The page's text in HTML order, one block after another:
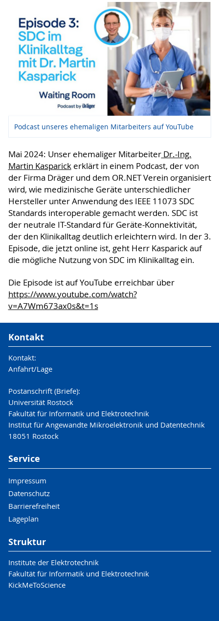
Podcast unseres ehemaligen Mitarbeiters auf YouTube
Mai 2024: Unser ehemaliger MitarbeiterDr.-Ing.
Martin Kasparickerklärt in einem Podcast, der von
der Firma Dräger und dem OR.NET Verein organisiert
wird, wie medizinische Geräte unterschiedlicher
Hersteller unter Anwendung des IEEE 11073 SDC
Standards interoperable gemacht werden. SDC ist
der neutrale IT-Standard für Geräte-Konnektivität,
der den Klinikalltag deutlich erleichtern wird. In der 3.
Episode, die jetzt online ist, geht Herr Kasparick auf
die mögliche Nutzung von SDC im Klinikalltag ein.
Die Episode ist auf YouTube erreichbar über
https://www.youtube.com/watch?
v=A7Wm673ax0s&t=1s
Kontakt
Kontakt:
Anfahrt/Lage
Postanschrift (Briefe):
Universität Rostock
Fakultät für Informatik und Elektrotechnik
Institut für Angewandte Mikroelektronik und Datentechnik
18051 Rostock
Service
Impressum
Datenschutz
Barrierefreiheit
Lageplan
Struktur
Institute der Elektrotechnik
Fakultät für Informatik und Elektrotechnik
KickMeToScience